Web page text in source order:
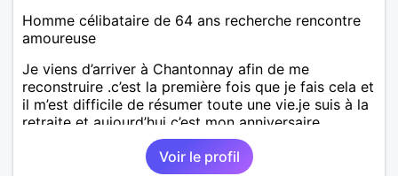
Homme célibataire de 64 ans recherche rencontre
amoureuse
Je viens d’arriver à Chantonnay afin de me
reconstruire .c’est la première fois que je fais cela et
il m’est difficile de résumer toute une vie.je suis à la
retraite et aujourd’hui c’est mon anniversaire
!J’aimerais rencontrer quelqu’un qui partage les
mêmes valeurs qui font de quelqu’un un être humain
Voir le profil